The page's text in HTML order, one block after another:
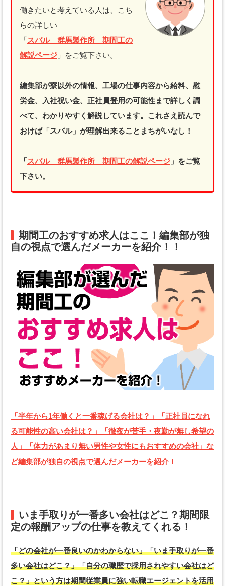
働きたいと考えている人は、こち
らの詳しい
「スバル 群馬製作所 期間工の
解説ページ 」をご覧下さい。
編集部が寮以外の情報、工場の仕事内容から給料、慰
労金、入社祝い金、正社員登用の可能性まで詳しく調
べて、わかりやすく解説しています。これさえ読んで
おけば「スバル」が理解出来ることまちがいなし！
「スバル 群馬製作所 期間工の解説ページ 」をご覧
下さい。
期間工のおすすめ求人はここ！編集部が独
自の視点で選んだメーカーを紹介！！
「半年から1年働くと一番稼げる会社は？」「正社員になれ
る可能性の高い会社は？」「徹夜が苦手・夜勤が無し希望の
人」「体力があまり無い男性や女性にもおすすめの会社」な
ど編集部が独自の視点で選んだメーカーを紹介！
いま手取りが一番多い会社はどこ？期間限
定の報酬アップの仕事を教えてくれる！
「どの会社が一番良いのかわからない」「いま手取りが一番
多い会社はどこ？」「自分の職歴で採用されやすい会社はど
こ？」という方は期間従業員に強い転職エージェントを活用